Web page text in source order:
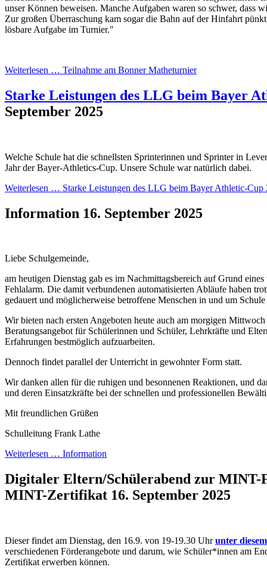
unser Können beweisen. Manche Aufgaben waren so schwer, dass
Zur großen Überraschung kam sogar die Bahn auf der Hinfahrt
lösbare Aufgabe im Turnier."
Weiterlesen … Teilnahme am Bonner Matheturnier
Starke Leistungen des LLG beim Bayer
September 2025
Welche Schule hat die schnellsten Sprinterinnen und Sprinter in
Jahr der Bayer-Athletics-Cup. Unsere Schule war natürlich dabei.
Weiterlesen … Starke Leistungen des LLG beim Bayer Athletic-Cup
Information 16. September 2025
Liebe Schulgemeinde,
am heutigen Dienstag gab es im Nachmittagsbereich auf Grund
Fehlalarm. Die damit verbundenen automatisierten Abläufe haben
gedauert und möglicherweise betroffene Menschen in und um
Wir bieten nach ersten Angeboten heute auch am morgigen
Beratungsangebot für Schülerinnen und Schüler, Lehrkräfte und
Erfahrungen bestmöglich aufzuarbeiten.
Dennoch findet parallel der Unterricht in gewohnter Form statt.
Wir danken allen für die ruhigen und besonnenen Reaktionen, und
und deren Einsatzkräfte bei der schnellen und professionellen
Mit freundlichen Grüßen
Schulleitung Frank Lathe
Weiterlesen … Information
Digitaler Eltern/Schülerabend zur MINT-
MINT-Zertifikat 16. September 2025
Dieser findet am Dienstag, den 16.9. von 19-19.30 Uhrunter
verschiedenen Förderangebote und darum, wie Schüler*innen am
Zertifikat erwerben können.